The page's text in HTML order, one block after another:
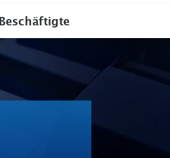
Beschäftigte